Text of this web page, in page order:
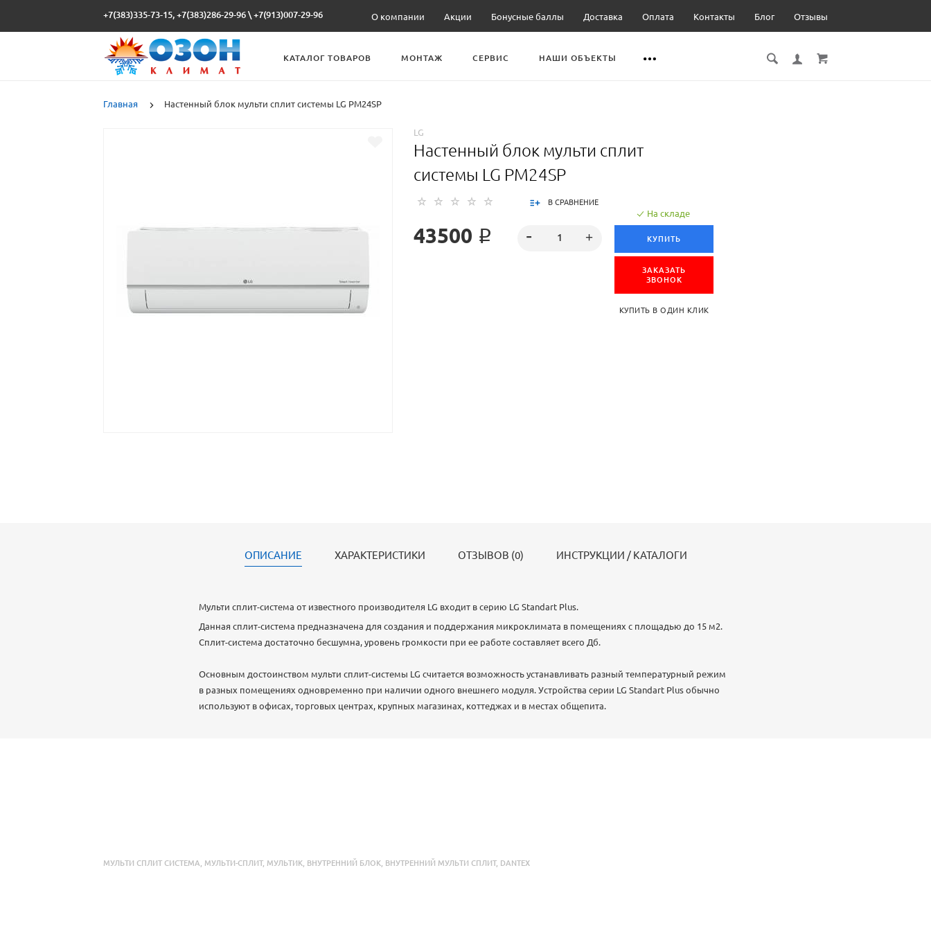
+7(383)335-73-15, +7(383)286-29-96 \+7(913)007-29-96 О компании Акции Бонусные баллы Доставка Оплата Контакты Блог Отзывы
КАТАЛОГ ТОВАРОВ МОНТАЖ СЕРВИС НАШИ ОБЪЕКТЫ
Главная Настенный блок мульти сплит системы LG PM24SP
LG
Настенный блок мульти сплит
системы LG PM24SP
В СРАВНЕНИЕ
43500 ₽
На складе
КУПИТЬ
ЗАКАЗАТЬ
ЗВОНОК
КУПИТЬ В ОДИН КЛИК
ОПИСАНИЕ ХАРАКТЕРИСТИКИ ОТЗЫВОВ (0) ИНСТРУКЦИИ / КАТАЛОГИ
Мульти сплит-система от известного производителя LG входит в серию LG Standart Plus.
Данная сплит-система предназначена для создания и поддержания микроклимата в помещениях с площадью до 15 м2.
Сплит-система достаточно бесшумна, уровень громкости при ее работе составляет всего Дб.
Основным достоинством мульти сплит-системы LG считается возможность устанавливать разный температурный режим
в разных помещениях одновременно при наличии одного внешнего модуля. Устройства серии LG Standart Plus обычно
используют в офисах, торговых центрах, крупных магазинах, коттеджах и в местах общепита.
МУЛЬТИ СПЛИТ СИСТЕМА МУЛЬТИ-СПЛИТ, МУЛЬТИК ВНУТРЕННИЙ БЛОК ВНУТРЕННИЙ МУЛЬТИ СПЛИТ, DANTEX